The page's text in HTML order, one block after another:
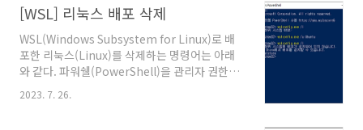
용자 이름과 암..
(PowerShell)을 실행한다. 2. 마운트할 디스크
확인한다. list disk 아래의 명령어로 마운트할
디스크를 선택한다. select disk {디스크번호}
아래의 명령어로 파티션 목록을 확인한다. list
partition 아래의 사진처럼 위의 명령어를 실행
[WSL] 리눅스 배포 삭제
WSL(Windows Subsystem for Linux)로 배
포한 리눅스(Linux)를 삭제하는 명령어는 아래
와 같다. 파워쉘(PowerShell)을 관리자 권한으
로 실행하여 명령어를 입력하면 아래의 사진처럼
잘 동작한다. wslconfig.exe /u {배포명} 참고문
2023. 7. 26.